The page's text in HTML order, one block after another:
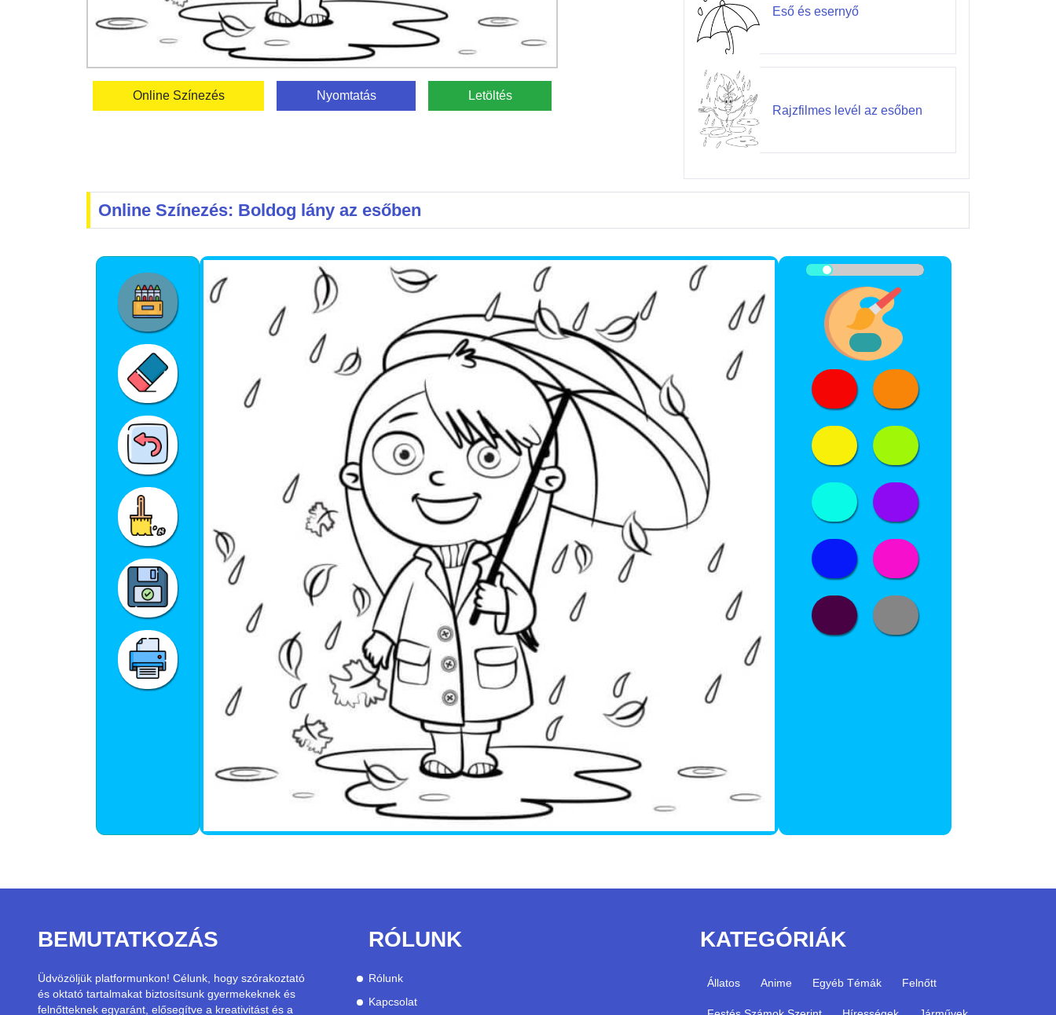
Online Színezés Nyomtatás Letöltés
Eső és esernyő
Rajzfilmes levél az esőben
Online Színezés: Boldog lány az esőben
BEMUTATKOZÁS
Üdvözöljük platformunkon! Célunk, hogy szórakoztató
és oktató tartalmakat biztosítsunk gyermekeknek és
felnőtteknek egyaránt, elősegítve a kreativitást és a
RÓLUNK
Rólunk
Kapcsolat
KATEGÓRIÁK
Állatos Anime Egyéb Témák Felnőtt